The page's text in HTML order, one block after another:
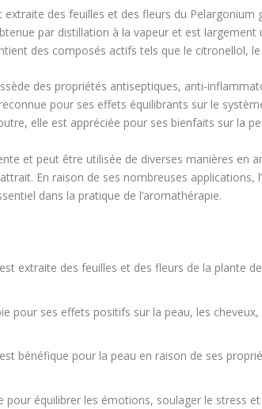
extraite des feuilles et des fleurs du
par distillation à la vapeur et est
des composés actifs tels que le citronellol,
des propriétés antiseptiques, anti-
pour ses effets équilibrants sur le
elle est appréciée pour ses bienfaits sur la
et peut être utilisée de diverses manières en
En raison de ses nombreuses applications,
dans la pratique de l’aromathérapie.
extraite des feuilles et des fleurs de la plante
pour ses effets positifs sur la peau, les
bénéfique pour la peau en raison de ses
pour équilibrer les émotions, soulager le stress